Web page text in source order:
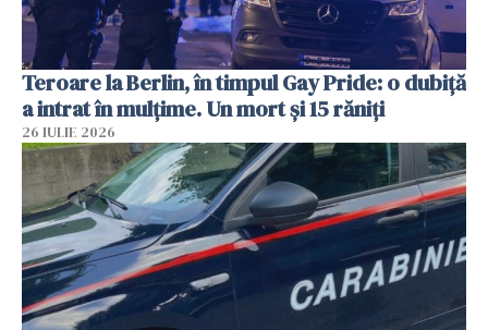
Teroare la Berlin, în timpul Gay Pride: o dubiță
a intrat în mulțime. Un mort și 15 răniți
26 IULIE 2026